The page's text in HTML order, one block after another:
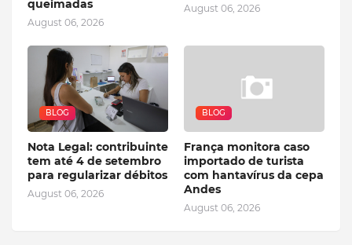
queimadas
August 06, 2026
August 06, 2026
BLOG
Nota Legal: contribuinte
tem até 4 de setembro
para regularizar débitos
August 06, 2026
BLOG
França monitora caso
importado de turista
com hantavírus da cepa
Andes
August 06, 2026